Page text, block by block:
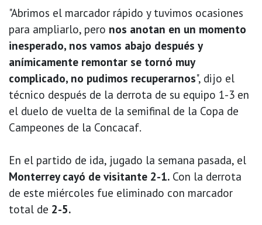
"Abrimos el marcador rápido y tuvimos ocasiones
para ampliarlo, pero nos anotan en un momento
inesperado, nos vamos abajo después y
anímicamente remontar se tornó muy
complicado, no pudimos recuperarnos", dijo el
técnico después de la derrota de su equipo 1-3 en
el duelo de vuelta de la semifinal de la Copa de
Campeones de la Concacaf.
En el partido de ida, jugado la semana pasada, el
Monterrey cayó de visitante 2-1. Con la derrota
de este miércoles fue eliminado con marcador
total de 2-5.